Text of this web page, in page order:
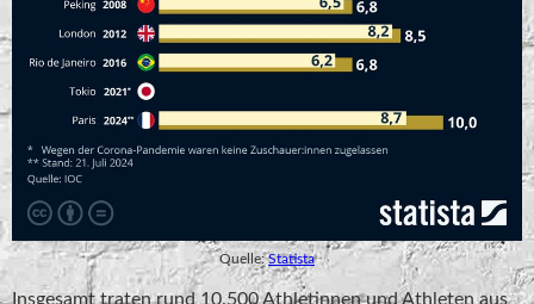
Quelle:Statista
Insgesamt traten rund 10.500 Athletinnen und Athleten aus